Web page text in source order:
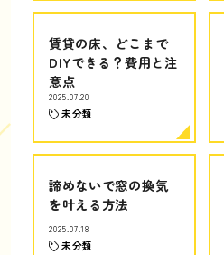
賃貸の床、どこまで
DIYできる？費用と注
意点
2025.07.20
未分類
諦めないで窓の換気
を叶える方法
2025.07.18
未分類